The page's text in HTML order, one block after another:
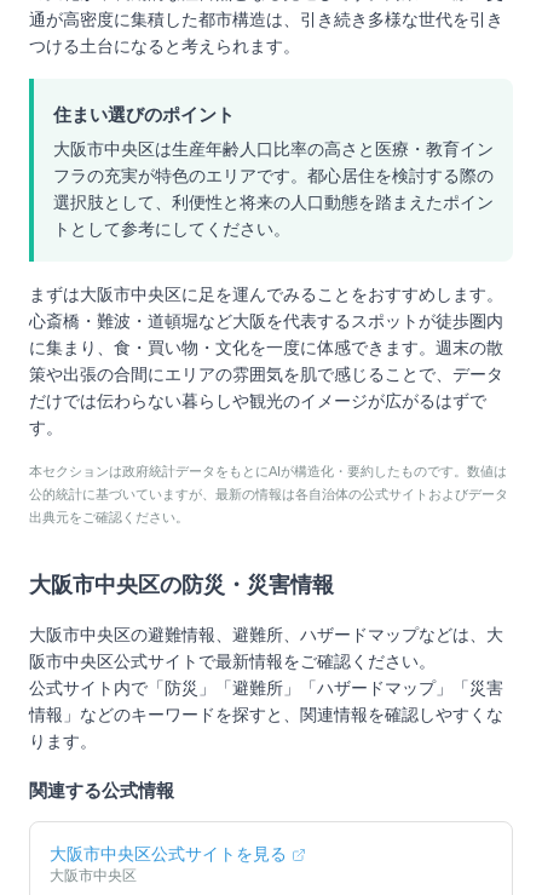
通が高密度に集積した都市構造は、引き続き多様な世代を引き
つける土台になると考えられます。
住まい選びのポイント
大阪市中央区は生産年齢人口比率の高さと医療・教育イン
フラの充実が特色のエリアです。都心居住を検討する際の
選択肢として、利便性と将来の人口動態を踏まえたポイン
トとして参考にしてください。
まずは大阪市中央区に足を運んでみることをおすすめします。
心斎橋・難波・道頓堀など大阪を代表するスポットが徒歩圏内
に集まり、食・買い物・文化を一度に体感できます。週末の散
策や出張の合間にエリアの雰囲気を肌で感じることで、データ
だけでは伝わらない暮らしや観光のイメージが広がるはずで
す。
本セクションは政府統計データをもとにAIが構造化・要約したものです。数値は
公的統計に基づいていますが、最新の情報は各自治体の公式サイトおよびデータ
出典元をご確認ください。
大阪市中央区の防災・災害情報
大阪市中央区の避難情報、避難所、ハザードマップなどは、 大
阪市中央区公式サイトで最新情報をご確認ください。
公式サイト内で「防災」「避難所」「ハザードマップ」「災害
情報」などのキーワードを探すと、関連情報を確認しやすくな
ります。
関連する公式情報
大阪市中央区公式サイトを見る
大阪市中央区